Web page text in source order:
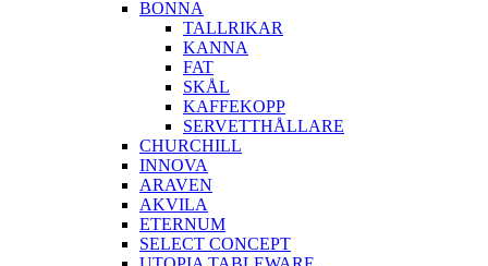
BONNA
TALLRIKAR
KANNA
FAT
SKÅL
KAFFEKOPP
SERVETTHÅLLARE
CHURCHILL
INNOVA
ARAVEN
AKVILA
ETERNUM
SELECT CONCEPT